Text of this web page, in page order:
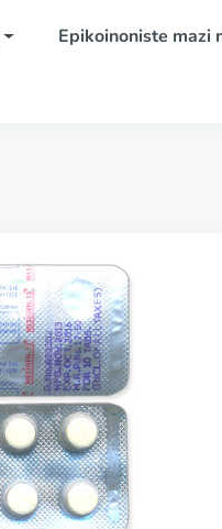
Epikoinoniste mazi